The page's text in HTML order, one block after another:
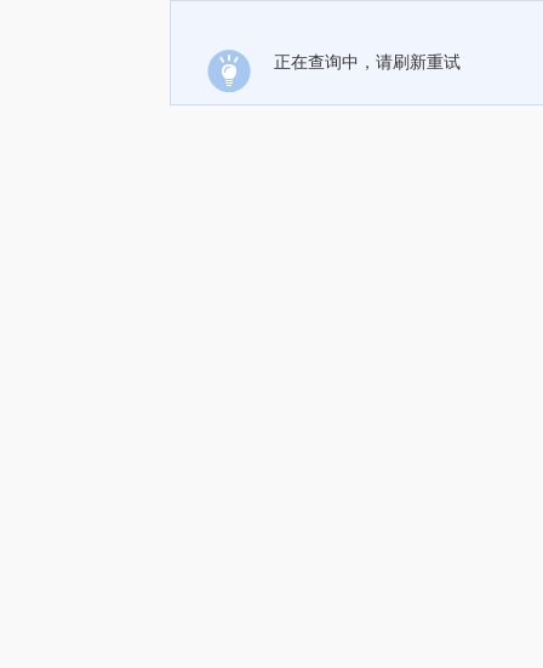
正在查询中，请刷新重试